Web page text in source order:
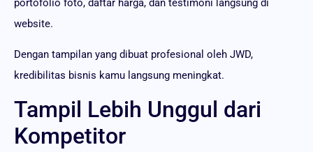
portofolio foto, daftar harga, dan testimoni langsung di
website.
Dengan tampilan yang dibuat profesional oleh JWD,
kredibilitas bisnis kamu langsung meningkat.
Tampil Lebih Unggul dari
Kompetitor